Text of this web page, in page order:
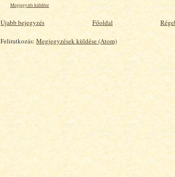
Megjegyzés küldése
Újabb bejegyzés Főoldal
Feliratkozás: Megjegyzések küldése (Atom)